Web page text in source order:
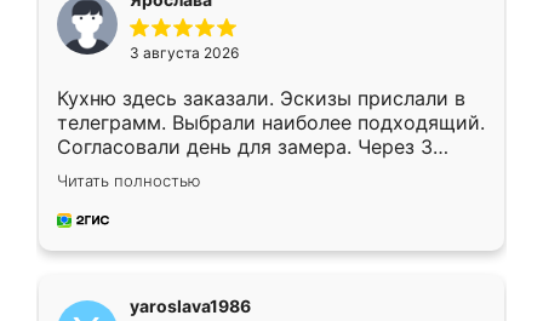
3 августа 2026
Кухню здесь заказали. Эскизы прислали в
телеграмм. Выбрали наиболее подходящий.
Согласовали день для замера. Через 3
недели кухня была уже готова. Остались
довольны работой. Спасибо Ренессанс
мебель за качественную работу!
Читать полностью
yaroslava1986